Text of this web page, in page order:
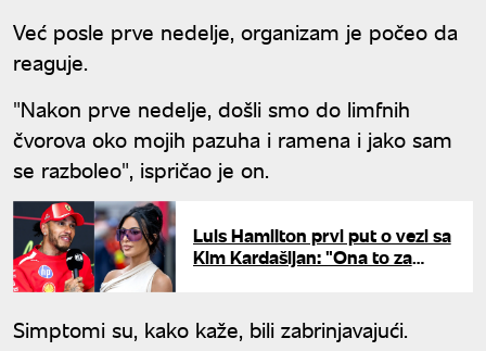
Već posle prve nedelje, organizam je počeo da
reaguje.
"Nakon prve nedelje, došli smo do limfnih
čvorova oko mojih pazuha i ramena i jako sam
se razboleo", ispričao je on.
Luis Hamilton prvi put o vezi sa
Kim Kardašijan: "Ona to za
Simptomi su, kako kaže, bili zabrinjavajući.